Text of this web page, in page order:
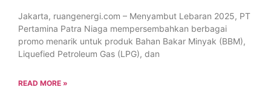
Jakarta, ruangenergi.com – Menyambut Lebaran 2025, PT
Pertamina Patra Niaga mempersembahkan berbagai
promo menarik untuk produk Bahan Bakar Minyak (BBM),
Liquefied Petroleum Gas (LPG), dan
READ MORE »